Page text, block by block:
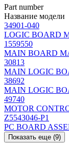
Part number
Название модели
34901-040
LOGIC BOARD
1559550
MAIN BOARD
30813
MAIN LOGIC
38692
MAIN LOGIC
49740
MOTOR
Z5543046-P1
PC BOARD
Показать еще (9)